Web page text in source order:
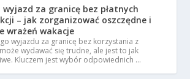
wyjazd za granicę bez płatnych
– jak zorganizować oszczędne i
wrażeń wakacje
wyjazdu za granicę bez korzystania z
wydawać się trudne, ale jest to jak
Kluczem jest wybór odpowiednich …